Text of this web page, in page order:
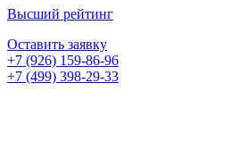
Высший рейтинг
Оставить заявку
+7 (926) 159-86-96
+7 (499) 398-29-33